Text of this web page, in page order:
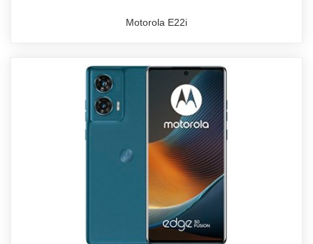
Motorola E22i